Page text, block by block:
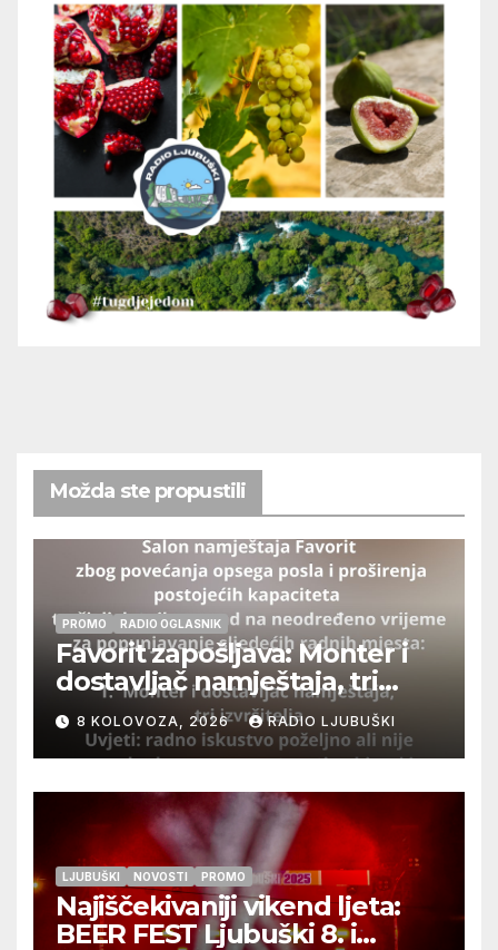
Možda ste propustili
PROMO RADIO OGLASNIK
Favorit zapošljava: Monter i
dostavljač namještaja, tri
izvršitelja
8 KOLOVOZA, 2026 RADIO LJUBUŠKI
LJUBUŠKI NOVOSTI PROMO
Najiščekivaniji vikend ljeta:
BEER FEST Ljubuški 8. i